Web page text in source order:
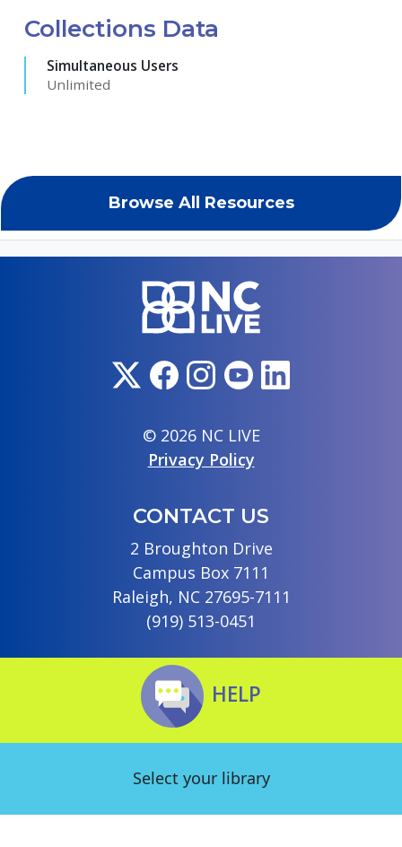
Browse All Resources
Collections Data
Simultaneous Users
Unlimited
© 2026 NC LIVE
Privacy Policy
CONTACT US
2 Broughton Drive
Campus Box 7111
Raleigh, NC 27695-7111
(919) 513-0451
HELP
Select your library